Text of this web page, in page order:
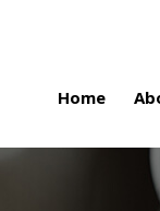
Home